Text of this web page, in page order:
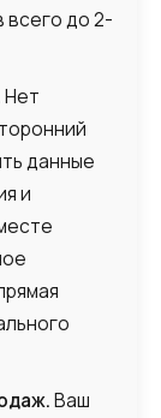
всего до 2-
Нет
данные
и
Ваш